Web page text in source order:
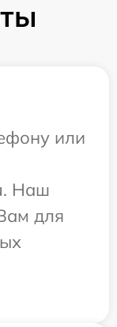
или
Наш
для